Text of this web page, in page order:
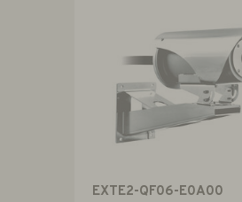
EXTE2-QF06-E0A00